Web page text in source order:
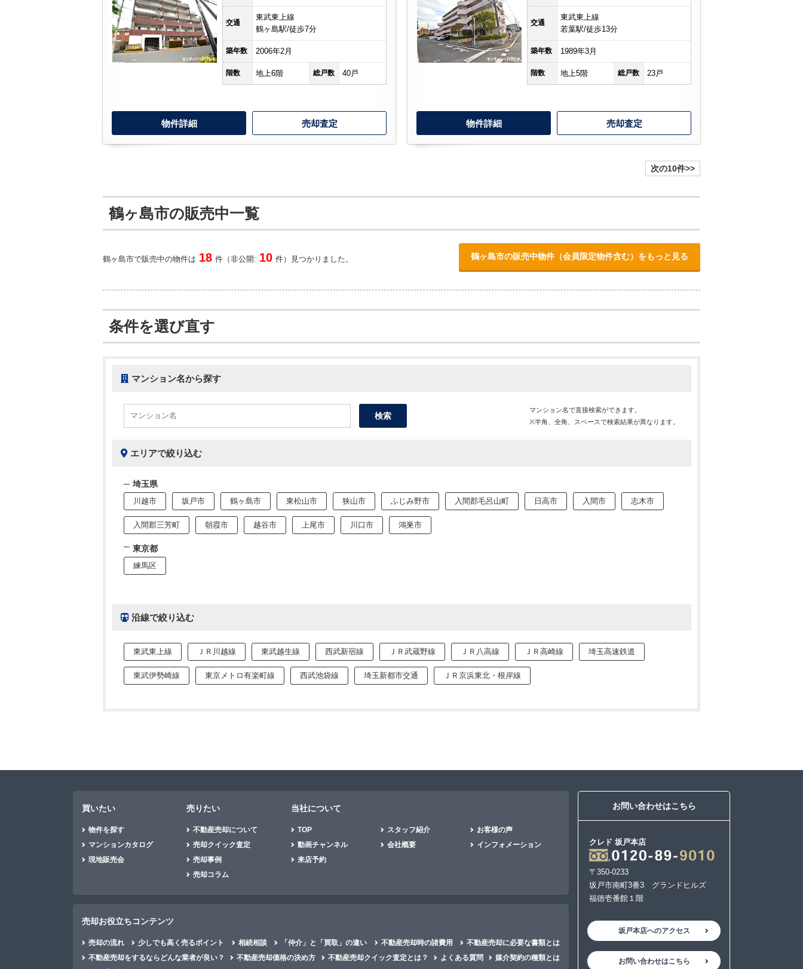
交通
東武東上線
鶴ヶ島駅/徒歩7分
築年数 2006年2月
階数 地上6階 総戸数 40戸
物件詳細 売却査定
交通
東武東上線
若葉駅/徒歩13分
築年数 1989年3月
階数 地上5階 総戸数 23戸
物件詳細 売却査定
次の10件>>
鶴ヶ島市の販売中一覧
鶴ヶ島市で販売中の物件は 18 件（非公開: 10 件）見つかりました。 鶴ヶ島市の販売中物件（会員限定物件含む）をもっと見る
条件を選び直す
マンション名から探す
マンション名で直接検索ができます。
※半角、全角、スペースで検索結果が異なります。
エリアで絞り込む
埼玉県
川越市 坂戸市 鶴ヶ島市 東松山市 狭山市 ふじみ野市 入間郡毛呂山町 日高市 入間市 志木市
入間郡三芳町 朝霞市 越谷市 上尾市 川口市 鴻巣市
東京都
練馬区
沿線で絞り込む
東武東上線 ＪＲ川越線 東武越生線 西武新宿線 ＪＲ武蔵野線 ＪＲ八高線 ＪＲ高崎線 埼玉高速鉄道
東武伊勢崎線 東京メトロ有楽町線 西武池袋線 埼玉新都市交通 ＪＲ京浜東北・根岸線
買いたい
物件を探す
マンションカタログ
現地販売会
売りたい
不動産売却について
売却クイック査定
売却事例
売却コラム
当社について
TOP スタッフ紹介
お客様の声
動画チャンネル
会社概要
インフォメーション
来店予約
売却お役立ちコンテンツ
売却の流れ 少しでも高く売るポイント 相続相談 「仲介」と「買取」の違い 不動産売却時の諸費用
不動産売却に必要な書類とは
不動産売却をするならどんな業者が良い？
不動産売却価格の決め方 不動産売却クイック査定とは？ よくある質問
媒介契約の種類とは
お問い合わせはこちら
クレド 坂戸本店
〒350-0233
坂戸市南町3番3 グランドヒルズ
福徳壱番館１階
坂戸本店へのアクセス
お問い合わせはこちら